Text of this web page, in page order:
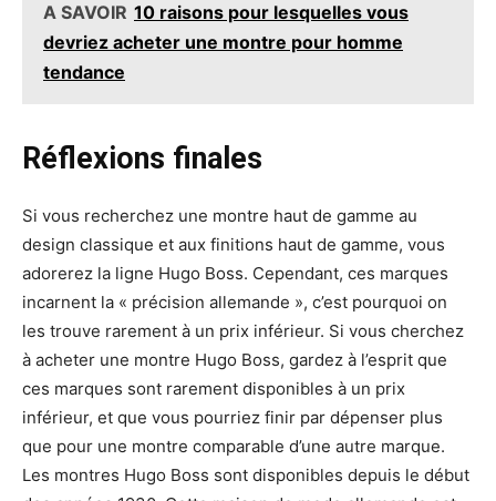
A SAVOIR 10 raisons pour lesquelles vous
devriez acheter une montre pour homme
tendance
Réflexions finales
Si vous recherchez une montre haut de gamme au
design classique et aux finitions haut de gamme, vous
adorerez la ligne Hugo Boss. Cependant, ces marques
incarnent la « précision allemande », c’est pourquoi on
les trouve rarement à un prix inférieur. Si vous cherchez
à acheter une montre Hugo Boss, gardez à l’esprit que
ces marques sont rarement disponibles à un prix
inférieur, et que vous pourriez finir par dépenser plus
que pour une montre comparable d’une autre marque.
Les montres Hugo Boss sont disponibles depuis le début